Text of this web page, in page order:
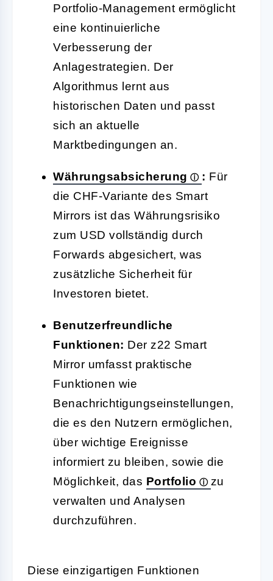
Portfolio-Management ermöglicht
eine kontinuierliche
Verbesserung der
Anlagestrategien. Der
Algorithmus lernt aus
historischen Daten und passt
sich an aktuelle
Marktbedingungen an.
Währungsabsicherung : Für
die CHF-Variante des Smart
Mirrors ist das Währungsrisiko
zum USD vollständig durch
Forwards abgesichert, was
zusätzliche Sicherheit für
Investoren bietet.
Benutzerfreundliche
Funktionen: Der z22 Smart
Mirror umfasst praktische
Funktionen wie
Benachrichtigungseinstellungen,
die es den Nutzern ermöglichen,
über wichtige Ereignisse
informiert zu bleiben, sowie die
Möglichkeit, das Portfolio
zu
verwalten und Analysen
durchzuführen.
Diese einzigartigen Funktionen